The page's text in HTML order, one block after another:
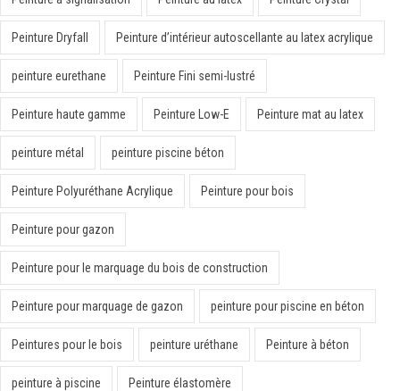
Peinture Dryfall Peinture d’intérieur autoscellante au latex acrylique
peinture eurethane Peinture Fini semi-lustré
Peinture haute gamme Peinture Low-E Peinture mat au latex
peinture métal peinture piscine béton
Peinture Polyuréthane Acrylique Peinture pour bois
Peinture pour gazon
Peinture pour le marquage du bois de construction
Peinture pour marquage de gazon peinture pour piscine en béton
Peintures pour le bois peinture uréthane Peinture à béton
peinture à piscine Peinture élastomère